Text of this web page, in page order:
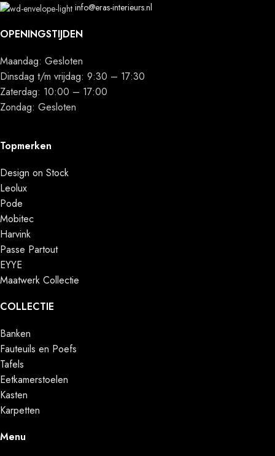
info@eras-interieurs.nl
OPENINGSTIJDEN
Maandag: Gesloten
Dinsdag t/m vrijdag: 9:30 – 17:30
Zaterdag: 10:00 – 17:00
Zondag: Gesloten
Topmerken
Design on Stock
Leolux
Pode
Mobitec
Harvink
Passe Partout
EYYE
Maatwerk Collectie
COLLECTIE
Banken
Fauteuils en Poefs
Tafels
Eetkamerstoelen
Kasten
Karpetten
Menu